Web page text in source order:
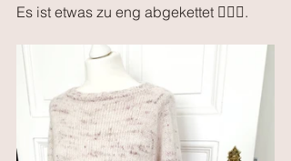
Es ist etwas zu eng abgekettet 🤷🏼‍♀️.